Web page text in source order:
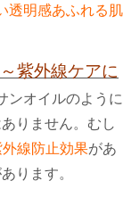
透明感あふれる肌
紫外線ケアに
ンオイルのように
りません。むし
線防止効果があ
ります。